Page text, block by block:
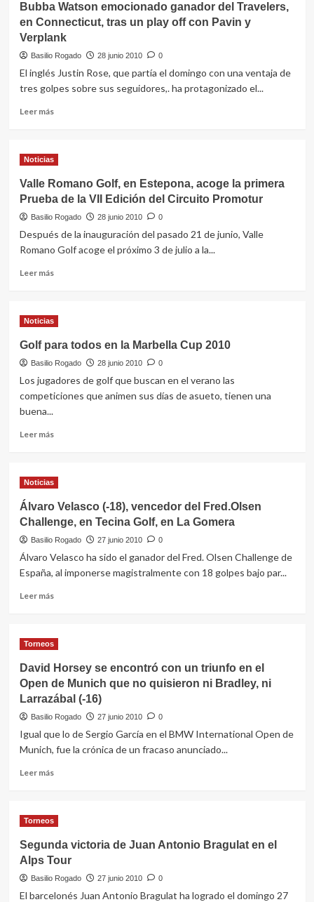
en
el
Brabazon
Trophy,
Inglaterra
Bubba Watson emocionado ganador del Travelers,
en Connecticut, tras un play off con Pavin y
Verplank
Basilio Rogado 28 junio 2010 0
El inglés Justin Rose, que partía el domingo con una ventaja de
tres golpes sobre sus seguidores,. ha protagonizado el...
Leer másLeer
Watson
ganador
del
Travelers,
Connecticut,
tras
un
Pavin
Verplank
Noticias
Valle Romano Golf, en Estepona, acoge la primera
Prueba de la VII Edición del Circuito Promotur
Basilio Rogado 28 junio 2010 0
Después de la inauguración del pasado 21 de junio, Valle
Romano Golf acoge el próximo 3 de julio a la...
Leer másLeer
Romano
en
Estepona,
acoge
la
Prueba
de
del
Promotur
Noticias
Golf para todos en la Marbella Cup 2010
Basilio Rogado 28 junio 2010 0
Los jugadores de golf que buscan en el verano las
competiciones que animen sus días de asueto, tienen una
buena...
Leer másLeer
para
en
la
Marbella
Cup
Noticias
Álvaro Velasco (-18), vencedor del Fred.Olsen
Challenge, en Tecina Golf, en La Gomera
Basilio Rogado 27 junio 2010 0
Álvaro Velasco ha sido el ganador del Fred. Olsen Challenge de
España, al imponerse magistralmente con 18 golpes bajo par...
Leer másLeer
Velasco
vencedor
del
Fred.Olsen
Challenge,
Tecina
Golf,
Torneos
David Horsey se encontró con un triunfo en el
Open de Munich que no quisieron ni Bradley, ni
Larrazábal (-16)
Basilio Rogado 27 junio 2010 0
Igual que lo de Sergio García en el BMW International Open de
Munich, fue la crónica de un fracaso anunciado...
Leer másLeer
Horsey
encontró
con
un
triunfo
Torneos
Segunda victoria de Juan Antonio Bragulat en el
Alps Tour
Basilio Rogado 27 junio 2010 0
El barcelonés Juan Antonio Bragulat ha logrado el domingo 27